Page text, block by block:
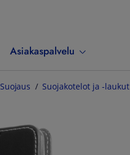
Asiakaspalvelu
Suojaus Suojakotelot ja -laukut